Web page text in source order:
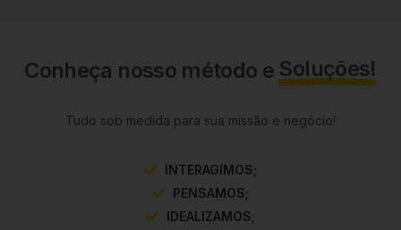
Conheça nosso método e Soluções!
Tudo sob medida para sua missão e negócio!
INTERAGIMOS;
PENSAMOS;
IDEALIZAMOS;